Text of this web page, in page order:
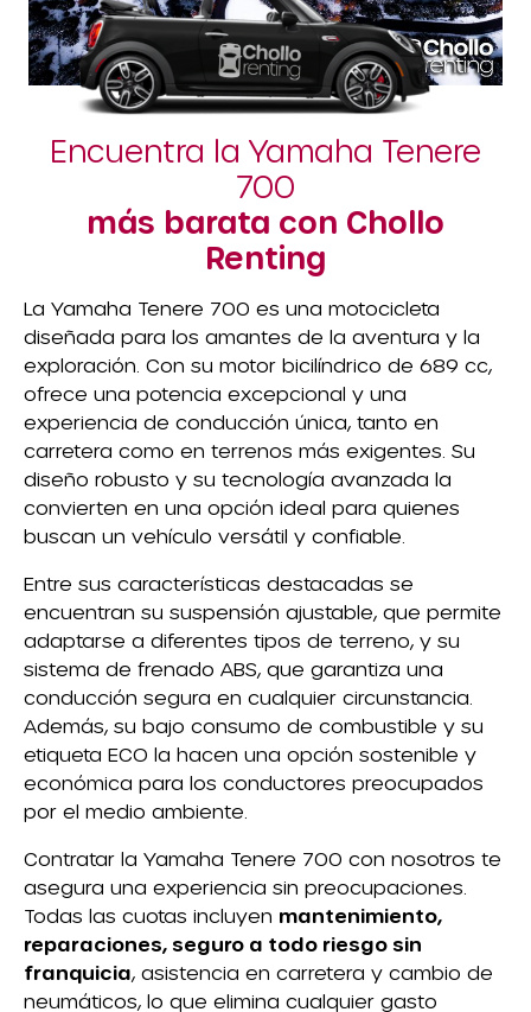
Encuentra la Yamaha Tenere
700
más barata con Chollo
Renting
La Yamaha Tenere 700 es una motocicleta
diseñada para los amantes de la aventura y la
exploración. Con su motor bicilíndrico de 689 cc,
ofrece una potencia excepcional y una
experiencia de conducción única, tanto en
carretera como en terrenos más exigentes. Su
diseño robusto y su tecnología avanzada la
convierten en una opción ideal para quienes
buscan un vehículo versátil y confiable.
Entre sus características destacadas se
encuentran su suspensión ajustable, que permite
adaptarse a diferentes tipos de terreno, y su
sistema de frenado ABS, que garantiza una
conducción segura en cualquier circunstancia.
Además, su bajo consumo de combustible y su
etiqueta ECO la hacen una opción sostenible y
económica para los conductores preocupados
por el medio ambiente.
Contratar la Yamaha Tenere 700 con nosotros te
asegura una experiencia sin preocupaciones.
Todas las cuotas incluyen mantenimiento,
reparaciones, seguro a todo riesgo sin
franquicia, asistencia en carretera y cambio de
neumáticos, lo que elimina cualquier gasto